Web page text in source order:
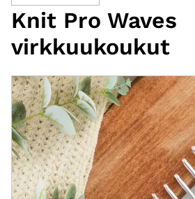
Knit Pro Waves
virkkuukoukut